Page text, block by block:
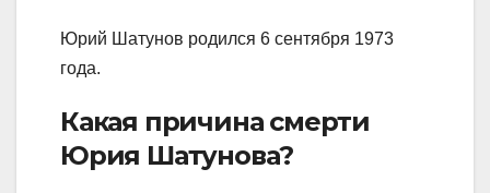
Юрий Шатунов родился 6 сентября 1973
года.
Какая причина смерти
Юрия Шатунова?